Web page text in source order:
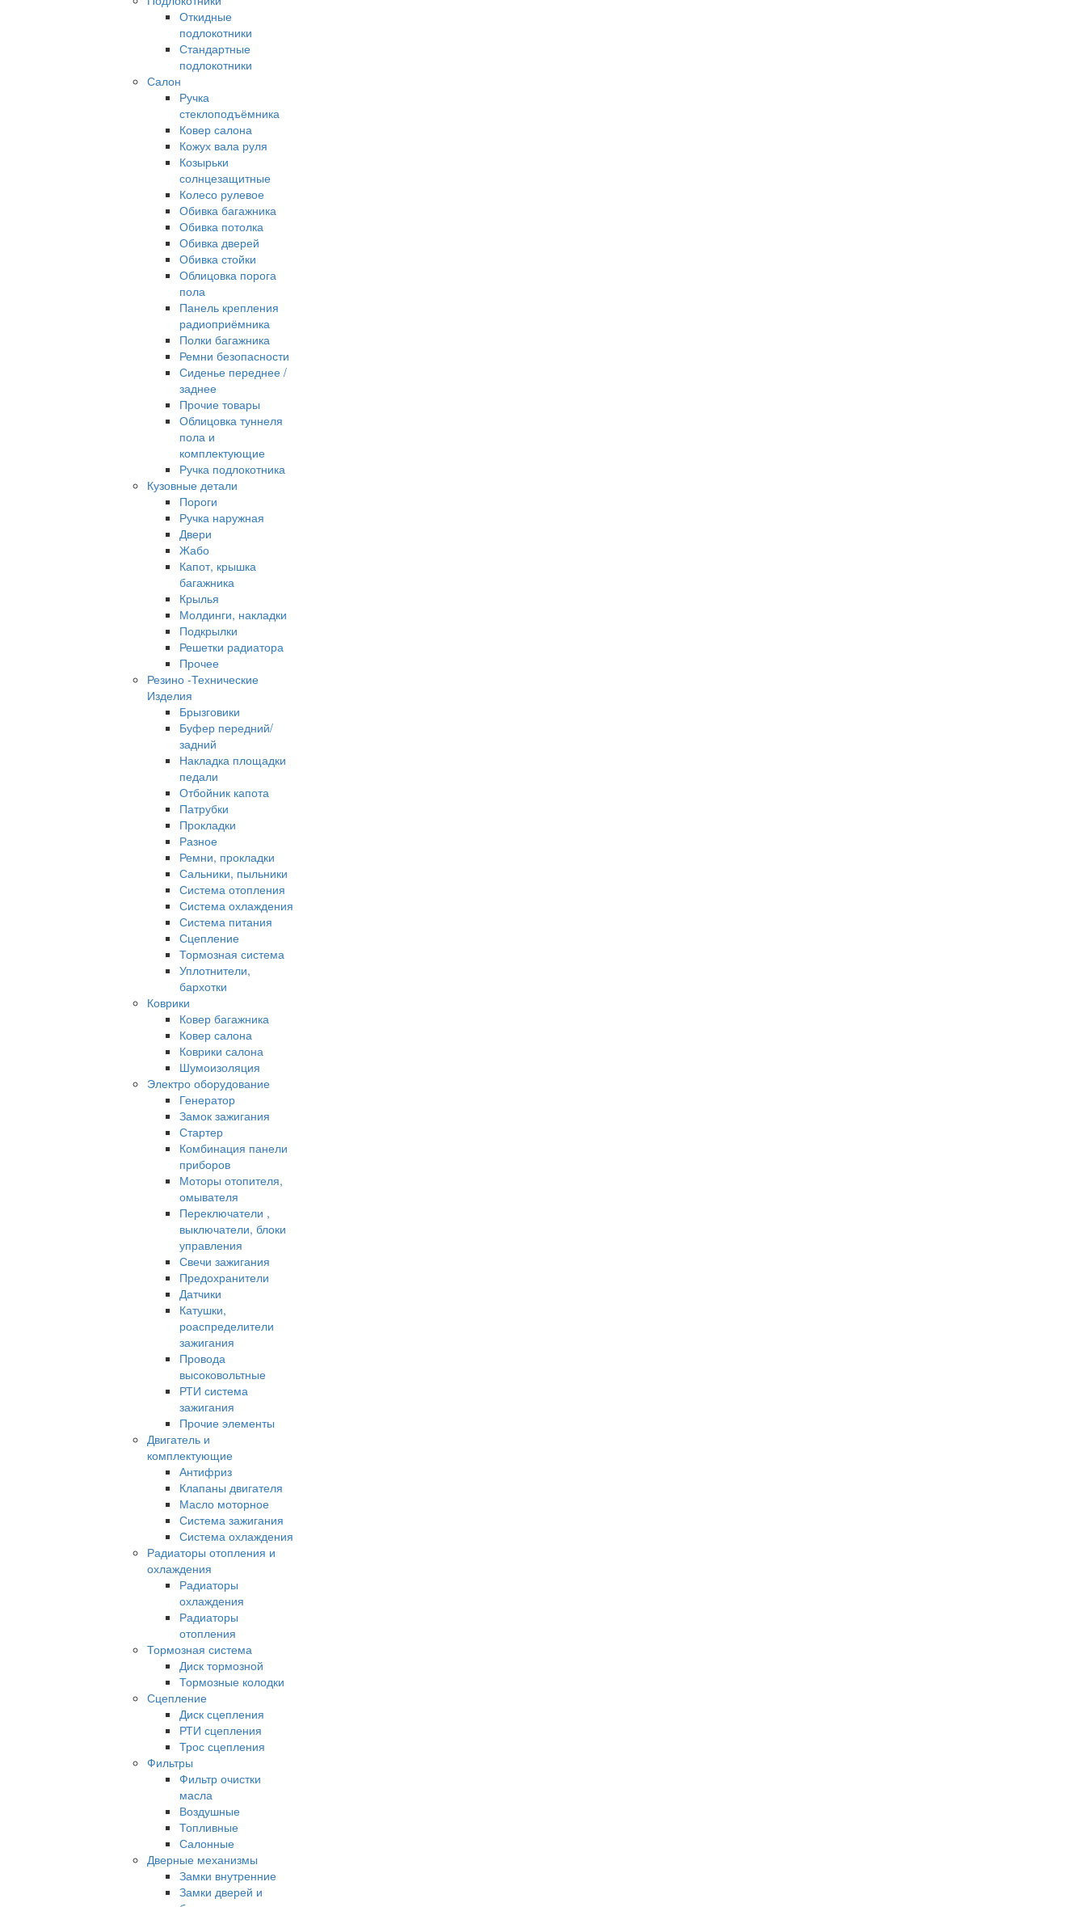
Откидные
подлокотники
Стандартные
подлокотники
Салон
Ручка
стеклоподъёмника
Ковер салона
Кожух вала руля
Козырьки
солнцезащитные
Колесо рулевое
Обивка багажника
Обивка потолка
Обивка дверей
Обивка стойки
Облицовка порога
пола
Панель крепления
радиоприёмника
Полки багажника
Ремни безопасности
Сиденье переднее /
заднее
Прочие товары
Облицовка туннеля
пола и
комплектующие
Ручка подлокотника
Кузовные детали
Пороги
Ручка наружная
Двери
Жабо
Капот, крышка
багажника
Крылья
Молдинги, накладки
Подкрылки
Решетки радиатора
Прочее
Резино -Технические
Изделия
Брызговики
Буфер передний/
задний
Накладка площадки
педали
Отбойник капота
Патрубки
Прокладки
Разное
Ремни, прокладки
Сальники, пыльники
Система отопления
Система охлаждения
Система питания
Сцепление
Тормозная система
Уплотнители,
бархотки
Коврики
Ковер багажника
Ковер салона
Коврики салона
Шумоизоляция
Электро оборудование
Генератор
Замок зажигания
Стартер
Комбинация панели
приборов
Моторы отопителя,
омывателя
Переключатели ,
выключатели, блоки
управления
Свечи зажигания
Предохранители
Датчики
Катушки,
роаспределители
зажигания
Провода
высоковольтные
РТИ система
зажигания
Прочие элементы
Двигатель и
комплектующие
Антифриз
Клапаны двигателя
Масло моторное
Система зажигания
Система охлаждения
Радиаторы отопления и
охлаждения
Радиаторы
охлаждения
Радиаторы
отопления
Тормозная система
Диск тормозной
Тормозные колодки
Сцепление
Диск сцепления
РТИ сцепления
Трос сцепления
Фильтры
Фильтр очистки
масла
Воздушные
Топливные
Салонные
Дверные механизмы
Замки внутренние
Замки дверей и